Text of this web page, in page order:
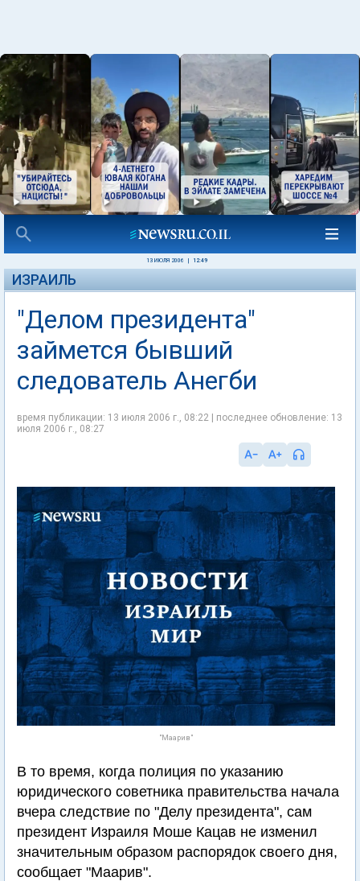
13 ИЮЛЯ 2006 12:49
ИЗРАИЛЬ
"Делом президента"
займется бывший
следователь Анегби
время публикации: 13 июля 2006 г., 08:22 | последнее обновление: 13
июля 2006 г., 08:27
"Маарив"
В то время, когда полиция по указанию
юридического советника правительства начала
вчера следствие по "Делу президента", сам
президент Израиля Моше Кацав не изменил
значительным образом распорядок своего дня,
сообщает "Маарив".